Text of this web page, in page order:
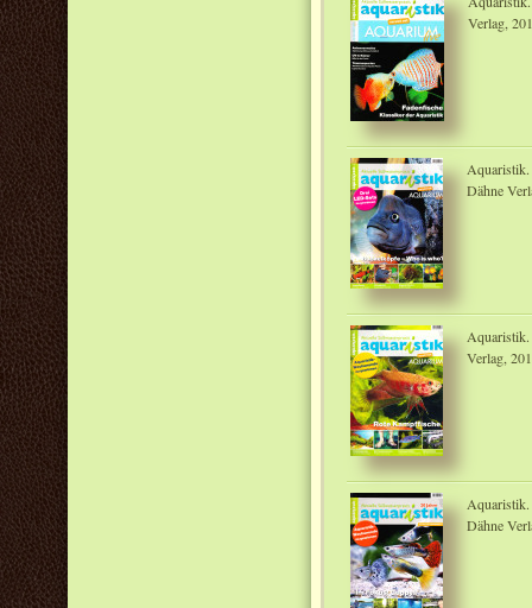
Verlag,
Dähne
Verlag,
Dähne